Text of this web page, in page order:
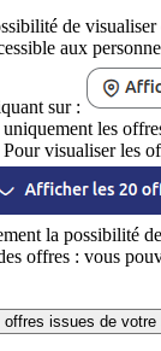
de
aux
sur :
les
visualiser les
la possibilité
offres : vous
issues de votre